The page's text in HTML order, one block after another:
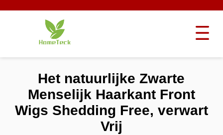
Het natuurlijke Zwarte
Menselijk Haarkant Front
Wigs Shedding Free, verwart
Vrij